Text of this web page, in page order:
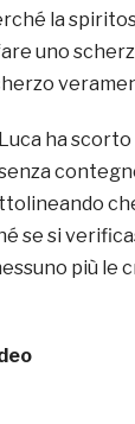
la
uno
ha
se si
più le